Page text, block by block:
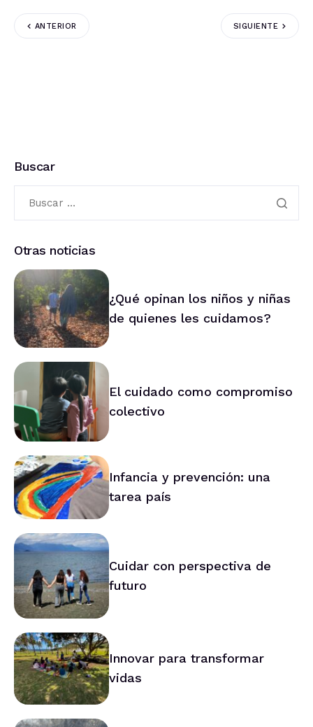
ANTERIOR SIGUIENTE
Buscar
Otras noticias
¿Qué opinan los niños y niñas
de quienes les cuidamos?
El cuidado como compromiso
colectivo
Infancia y prevención: una
tarea país
Cuidar con perspectiva de
futuro
Innovar para transformar
vidas